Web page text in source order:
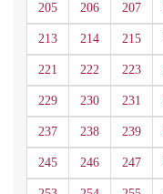
205 206 207
213 214 215
221 222 223
229 230 231
237 238 239
245 246 247